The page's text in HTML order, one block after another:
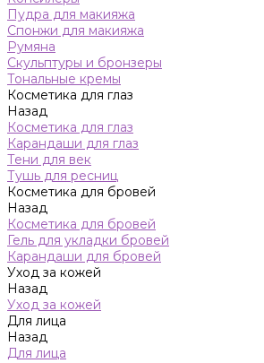
Пудра для макияжа
Спонжи для макияжа
Румяна
Скульптуры и бронзеры
Тональные кремы
Косметика для глаз
Назад
Косметика для глаз
Карандаши для глаз
Тени для век
Тушь для ресниц
Косметика для бровей
Назад
Косметика для бровей
Гель для укладки бровей
Карандаши для бровей
Уход за кожей
Назад
Уход за кожей
Для лица
Назад
Для лица